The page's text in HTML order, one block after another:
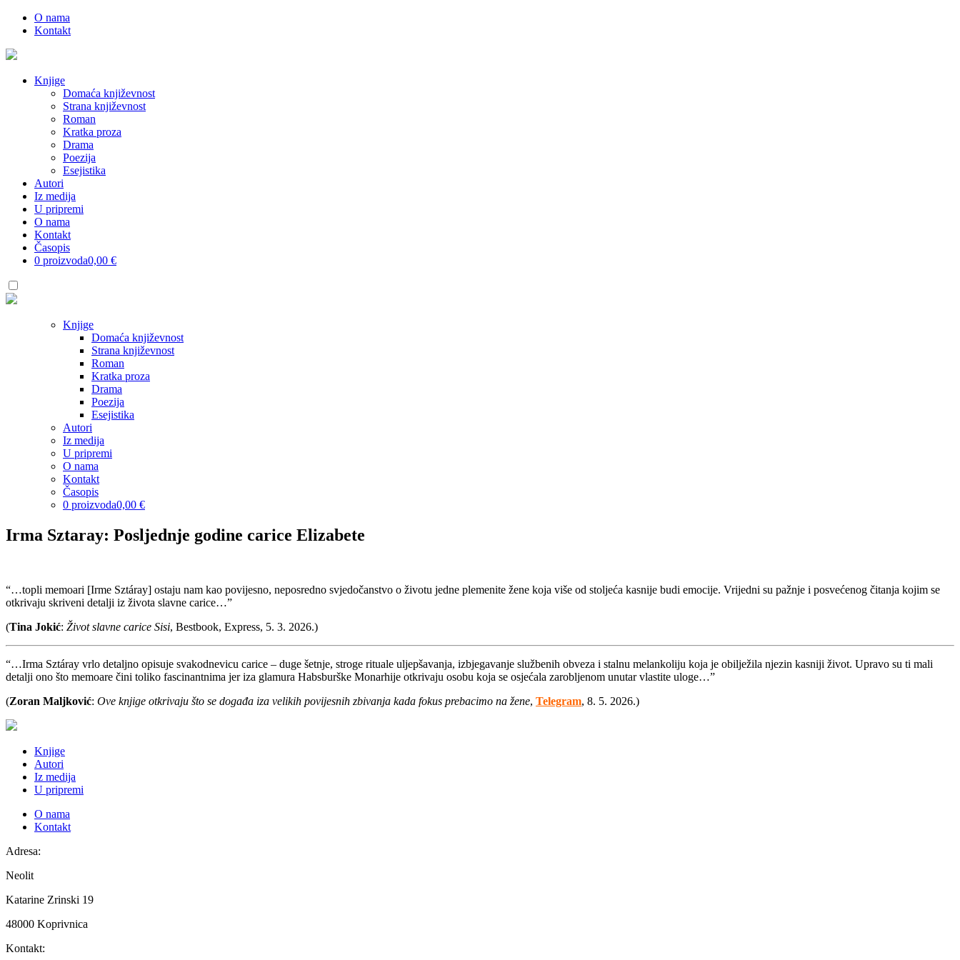
O nama
Kontakt
Knjige
Domaća književnost
Strana književnost
Roman
Kratka proza
Drama
Poezija
Esejistika
Autori
Iz medija
U pripremi
O nama
Kontakt
Časopis
0 proizvoda0,00 €
Knjige
Domaća književnost
Strana književnost
Roman
Kratka proza
Drama
Poezija
Esejistika
Autori
Iz medija
U pripremi
O nama
Kontakt
Časopis
0 proizvoda0,00 €
Irma Sztaray: Posljednje godine carice Elizabete
“…topli memoari [Irme Sztáray] ostaju nam kao povijesno, neposredno svjedočanstvo o životu jedne plemenite žene koja više od stoljeća kasnije budi emocije. Vrijedni su pažnje i posvećenog čitanja kojim se
otkrivaju skriveni detalji iz života slavne carice…”
(Tina Jokić: Život slavne carice Sisi, Bestbook, Express, 5. 3. 2026.)
“…Irma Sztáray vrlo detaljno opisuje svakodnevicu carice – duge šetnje, stroge rituale uljepšavanja, izbjegavanje službenih obveza i stalnu melankoliju koja je obilježila njezin kasniji život. Upravo su ti mali
detalji ono što memoare čini toliko fascinantnima jer iza glamura Habsburške Monarhije otkrivaju osobu koja se osjećala zarobljenom unutar vlastite uloge…”
(Zoran Maljković: Ove knjige otkrivaju što se događa iza velikih povijesnih zbivanja kada fokus prebacimo na žene, Telegram, 8. 5. 2026.)
Knjige
Autori
Iz medija
U pripremi
O nama
Kontakt
Adresa:
Neolit
Katarine Zrinski 19
48000 Koprivnica
Kontakt: